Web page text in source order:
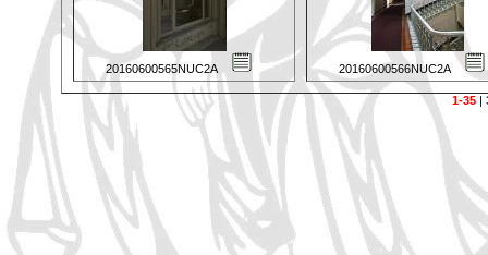
20160600565NUC2A 20160600566NUC2A
1-35|